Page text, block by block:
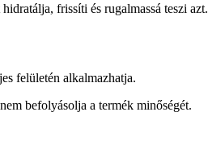
frissíti és rugalmassá teszi azt.
felületén alkalmazhatja.
befolyásolja a termék minőségét.